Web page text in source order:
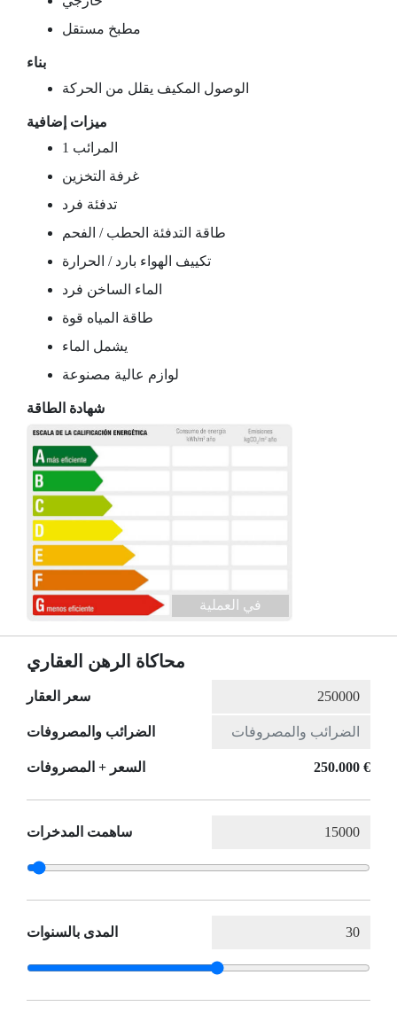
مطبخ مستقل
بناء
الوصول المكيف يقلل من الحركة
ميزات إضافية
1 المرائب
غرفة التخزين
تدفئة فرد
طاقة التدفئة الحطب / الفحم
تكييف الهواء بارد / الحرارة
الماء الساخن فرد
طاقة المياه قوة
يشمل الماء
لوازم عالية مصنوعة
شهادة الطاقة
في العملية
محاكاة الرهن العقاري
سعر العقار
الضرائب والمصروفات
السعر + المصروفات 250.000 €
ساهمت المدخرات
المدى بالسنوات